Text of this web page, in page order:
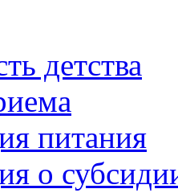
детства
питания
о